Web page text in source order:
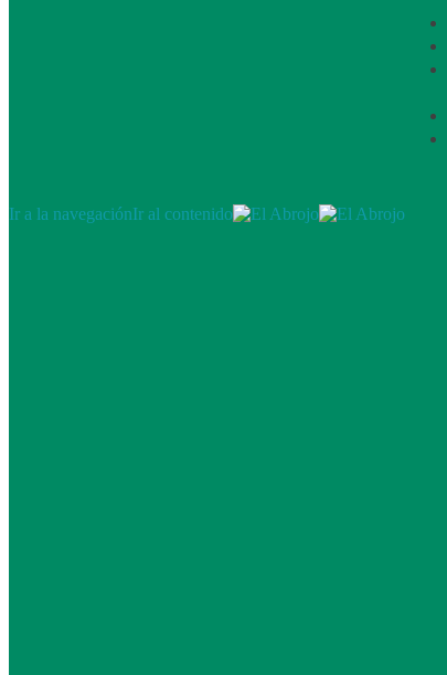
Ir a la navegaciónIr al contenido